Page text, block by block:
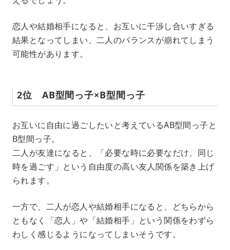
恋人や結婚相手になると、お互いに干渉し合いすぎる
結果となってしまい、二人のバランスが崩れてしまう
可能性があります。
2位 AB型間っ子×B型間っ子
お互いに自由に過ごしたいと考えているAB型間っ子と
B型間っ子。
二人が友達になると、「必要な時に必要なだけ、同じ
時を過ごす」という自由度の高い友人関係を築き上げ
られます。
一方で、二人が恋人や結婚相手になると、どちらから
ともなく「恋人」や「結婚相手」という関係をわずら
わしく感じるようになってしまいそうです。